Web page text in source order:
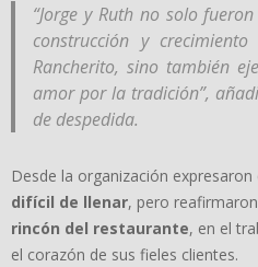
“Jorge y Ruth no solo
construcción y
Rancherito, sino también
amor por la tradición”,
de despedida.
Desde la organización
difícil de llenar, pero
rincón del restaurante, en el
el corazón de sus fieles clientes.